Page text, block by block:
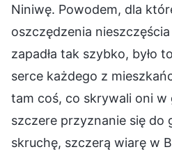
Niniwę. Powodem, dla
oszczędzenia
zapadła tak szybko, było
serce każdego z
tam coś, co skrywali oni w
szczere przyznanie się do
skruchę, szczerą wiarę w